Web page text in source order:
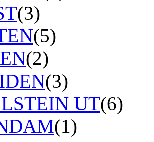
(3)
(5)
(2)
(3)
UT(6)
(1)